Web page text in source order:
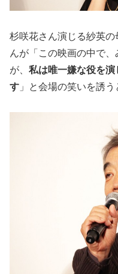
杉咲花さん演じる紗英
んが「この映画の中で
が、 私は唯一嫌な役を
す 」と会場の笑いを誘う